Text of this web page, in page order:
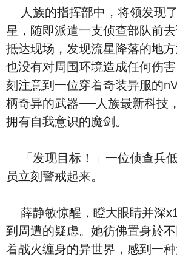
人族的指挥部中，将领发现
星，随即派遣一支侦查部队前
抵达现场，发现流星降落的地方
也没有对周围环境造成任何伤
刻注意到一位穿着奇装异服的
柄奇异的武器──人族最新科技
拥有自我意识的魔剑。
「发现目标！」一位侦查兵
员立刻警戒起来。
薛静敏惊醒，瞪大眼睛并深
到周遭的疑虑。她彷佛置身於
着战火缠身的异世界，感到一